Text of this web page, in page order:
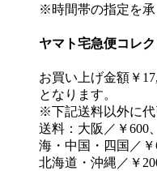
※時間帯の指定を承
ヤマト宅急便コレ
お買い上げ金額￥
となります。
※下記送料以外に代
送料：大阪／￥600
海・中国・四国／￥
北海道・沖縄／￥